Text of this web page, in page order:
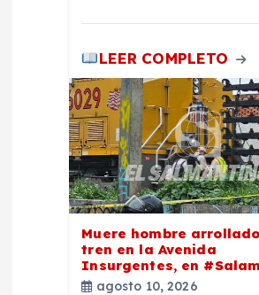
LEER COMPLETO
Muere hombre
tren en la Avenida
Insurgentes, en
agosto 10, 2026